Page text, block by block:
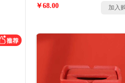
￥68.00 加入